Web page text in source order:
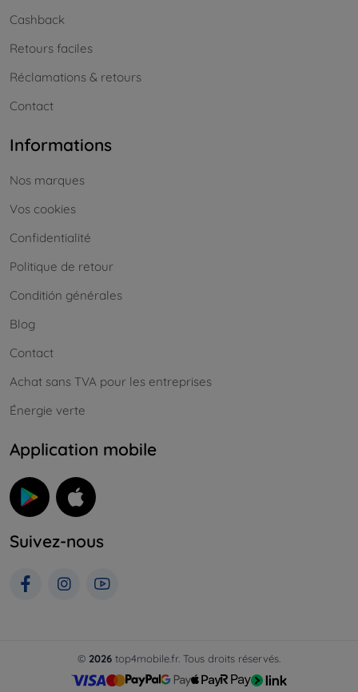
Cashback
Retours faciles
Réclamations & retours
Contact
Informations
Nos marques
Vos cookies
Confidentialité
Politique de retour
Conditión générales
Blog
Contact
Achat sans TVA pour les entreprises
Énergie verte
Application mobile
Suivez-nous
© 2026 top4mobile.fr. Tous droits réservés.